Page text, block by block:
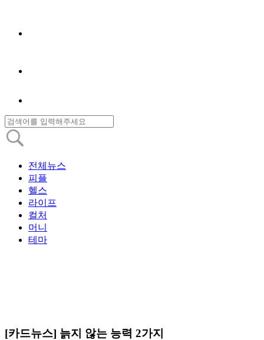
전체뉴스
피플
헬스
라이프
컬처
머니
테마
[카드뉴스] 늙지 않는 능력 2가지